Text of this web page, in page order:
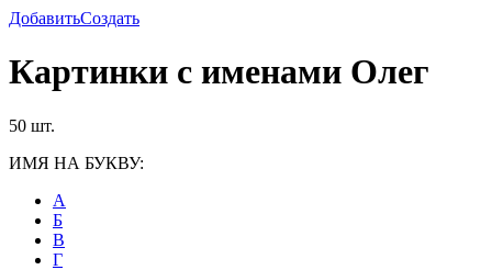
ДобавитьСоздать
Картинки с именами Олег
50 шт.
ИМЯ НА БУКВУ:
А
Б
В
Г